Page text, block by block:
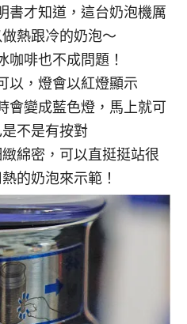
書才知道，這台奶泡機厲
熱跟冷的奶泡～
咖啡也不成問題！
以，燈會以紅燈顯示
會變成藍色燈，馬上就可
不是有按對
綿密，可以直挺挺站很
的奶泡來示範！